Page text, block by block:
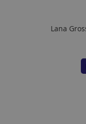
Lana